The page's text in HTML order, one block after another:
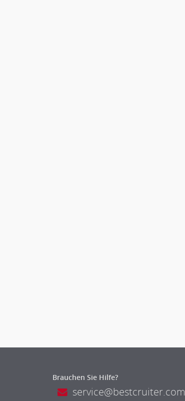
Brauchen Sie Hilfe?
service@bestcruiter.com